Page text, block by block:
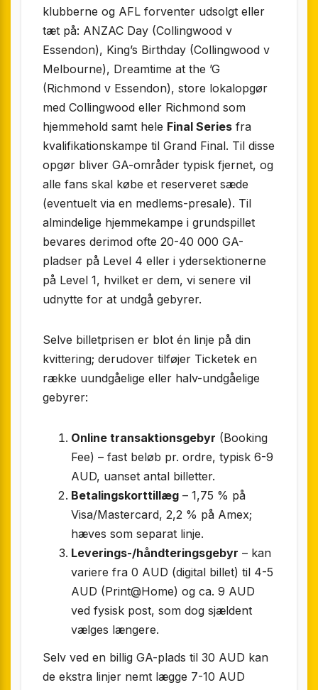
klubberne og AFL forventer udsolgt eller
tæt på: ANZAC Day (Collingwood v
Essendon), King’s Birthday (Collingwood v
Melbourne), Dreamtime at the ’G
(Richmond v Essendon), store lokalopgør
med Collingwood eller Richmond som
hjemmehold samt hele Final Series fra
kvalifikationskampe til Grand Final. Til disse
opgør bliver GA-områder typisk fjernet, og
alle fans skal købe et reserveret sæde
(eventuelt via en medlems-presale). Til
almindelige hjemmekampe i grundspillet
bevares derimod ofte 20-40 000 GA-
pladser på Level 4 eller i ydersektionerne
på Level 1, hvilket er dem, vi senere vil
udnytte for at undgå gebyrer.
Selve billetprisen er blot én linje på din
kvittering; derudover tilføjer Ticketek en
række uundgåelige eller halv-undgåelige
gebyrer:
Online transaktionsgebyr (Booking
Fee) – fast beløb pr. ordre, typisk 6-9
AUD, uanset antal billetter.
Betalingskorttillæg – 1,75 % på
Visa/Mastercard, 2,2 % på Amex;
hæves som separat linje.
Leverings-/håndteringsgebyr – kan
variere fra 0 AUD (digital billet) til 4-5
AUD (Print@Home) og ca. 9 AUD
ved fysisk post, som dog sjældent
vælges længere.
Selv ved en billig GA-plads til 30 AUD kan
de ekstra linjer nemt lægge 7-10 AUD